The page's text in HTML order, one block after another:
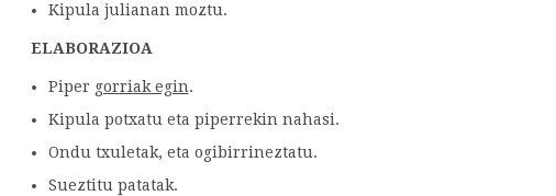
Kipula julianan moztu.
ELABORAZIOA
Piper gorriak egin.
Kipula potxatu eta piperrekin nahasi.
Ondu txuletak, eta ogibirrineztatu.
Sueztitu patatak.